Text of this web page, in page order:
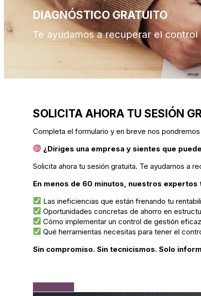
DIAGNÓSTICO GRATUITO
Te ayudamos a recuperar el
SOLICITA AHORA TU SESIÓN
Completa el formulario y en breve nos
¿Diriges una empresa y sientes que
Solicita ahora tu sesión gratuita. Te ayudamos a
En menos de 60 minutos, nuestros expertos
Las ineficiencias que están frenando tu
Oportunidades concretas de ahorro en
Cómo implementar un control de gestión
Qué herramientas necesitas para tener el
Sin compromiso. Sin tecnicismos. Solo